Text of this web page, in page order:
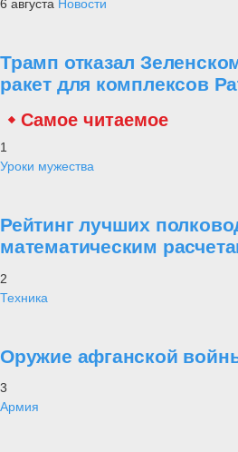
6 августа Новости
Трамп отказал
ракет для комплексов
Самое читаемое
1
Уроки мужества
Рейтинг лучших
математическим
2
Техника
Оружие афганской
3
Армия